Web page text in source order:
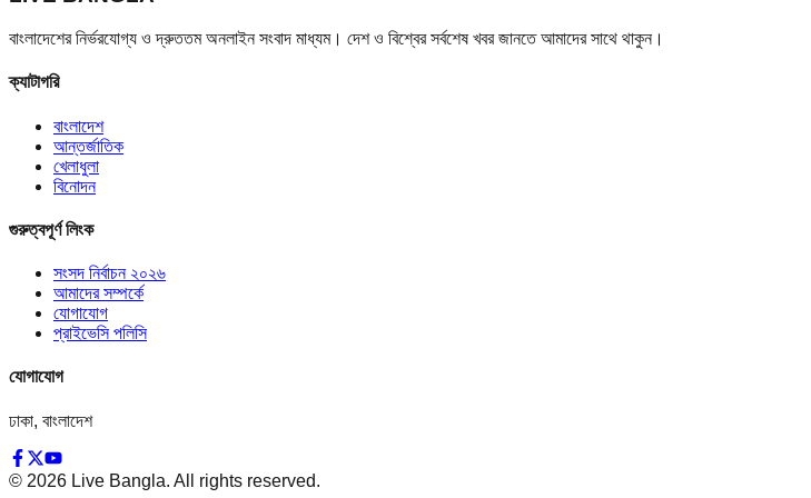
বাংলাদেশের নির্ভরযোগ্য ও দ্রুততম অনলাইন সংবাদ মাধ্যম। দেশ ও বিশ্বের সর্বশেষ খবর জানতে আমাদের সাথে থাকুন।
ক্যাটাগরি
বাংলাদেশ
আন্তর্জাতিক
খেলাধুলা
বিনোদন
গুরুত্বপূর্ণ লিংক
সংসদ নির্বাচন ২০২৬
আমাদের সম্পর্কে
যোগাযোগ
প্রাইভেসি পলিসি
যোগাযোগ
ঢাকা, বাংলাদেশ
© 2026 Live Bangla. All rights reserved.